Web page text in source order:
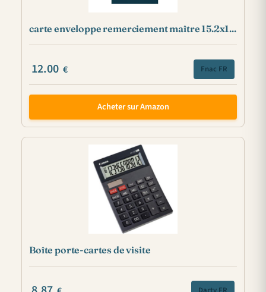
carte enveloppe remerciement maître 15.2x1...
12.00 € Fnac FR
Acheter sur Amazon
Boîte porte-cartes de visite